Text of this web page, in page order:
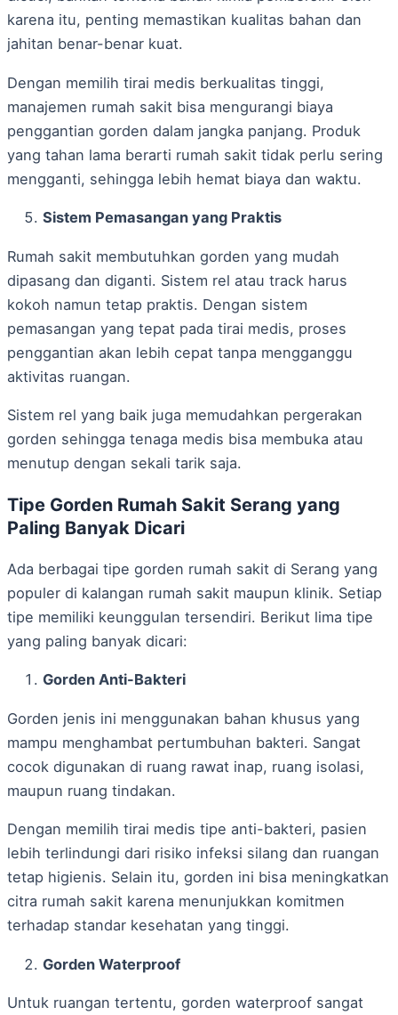
karena itu, penting memastikan kualitas bahan dan
jahitan benar-benar kuat.
Dengan memilih tirai medis berkualitas tinggi,
manajemen rumah sakit bisa mengurangi biaya
penggantian gorden dalam jangka panjang. Produk
yang tahan lama berarti rumah sakit tidak perlu sering
mengganti, sehingga lebih hemat biaya dan waktu.
Sistem Pemasangan yang Praktis
Rumah sakit membutuhkan gorden yang mudah
dipasang dan diganti. Sistem rel atau track harus
kokoh namun tetap praktis. Dengan sistem
pemasangan yang tepat pada tirai medis, proses
penggantian akan lebih cepat tanpa mengganggu
aktivitas ruangan.
Sistem rel yang baik juga memudahkan pergerakan
gorden sehingga tenaga medis bisa membuka atau
menutup dengan sekali tarik saja.
Tipe Gorden Rumah Sakit Serang yang
Paling Banyak Dicari
Ada berbagai tipe gorden rumah sakit di Serang yang
populer di kalangan rumah sakit maupun klinik. Setiap
tipe memiliki keunggulan tersendiri. Berikut lima tipe
yang paling banyak dicari:
Gorden Anti-Bakteri
Gorden jenis ini menggunakan bahan khusus yang
mampu menghambat pertumbuhan bakteri. Sangat
cocok digunakan di ruang rawat inap, ruang isolasi,
maupun ruang tindakan.
Dengan memilih tirai medis tipe anti-bakteri, pasien
lebih terlindungi dari risiko infeksi silang dan ruangan
tetap higienis. Selain itu, gorden ini bisa meningkatkan
citra rumah sakit karena menunjukkan komitmen
terhadap standar kesehatan yang tinggi.
Gorden Waterproof
Untuk ruangan tertentu, gorden waterproof sangat